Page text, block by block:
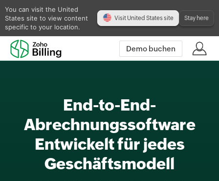
You can visit the United
States site to view content
specific to your location.
Visit United States site Stay here
Demo buchen
End-to-End-
Abrechnungssoftware
Entwickeltfür jedes
Geschäftsmodell